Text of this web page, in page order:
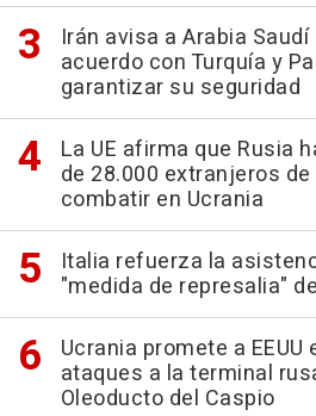
Irán avisa a Arabia
acuerdo con Turquía y
garantizar su seguridad
La UE afirma que Rusia
de 28.000 extranjeros
combatir en Ucrania
Italia refuerza la
"medida de represalia"
Ucrania promete a
ataques a la terminal
Oleoducto del Caspio